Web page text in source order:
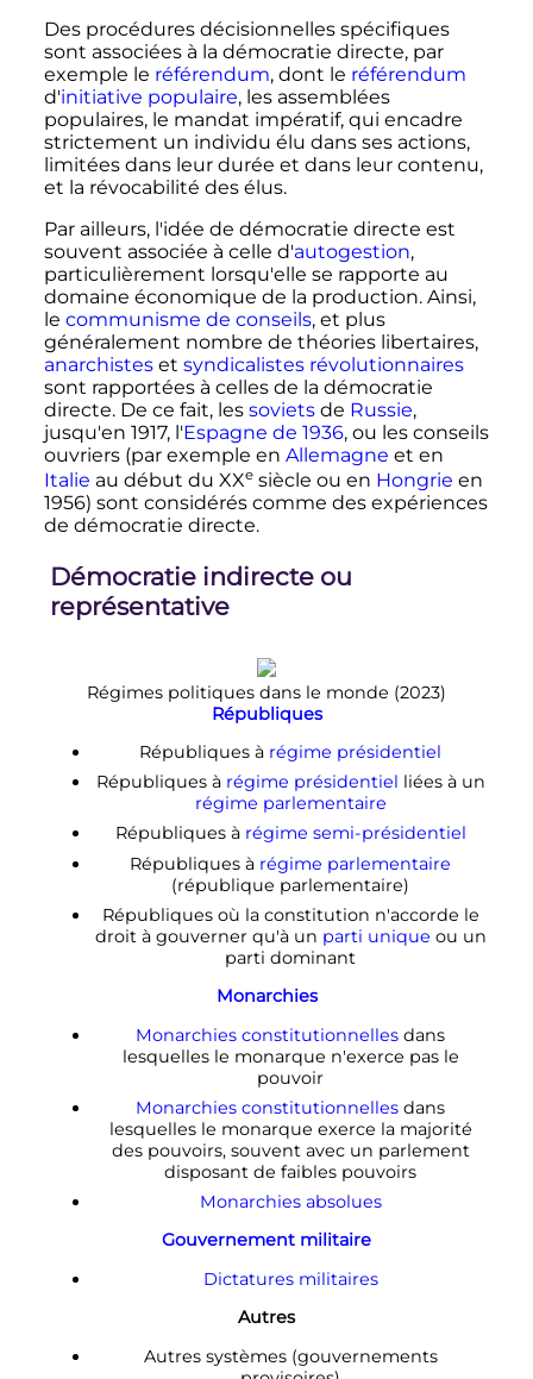
Des procédures décisionnelles spécifiques
sont associées à la démocratie directe, par
exemple le référendum, dont le référendum
d'initiative populaire, les assemblées
populaires, le mandat impératif, qui encadre
strictement un individu élu dans ses actions,
limitées dans leur durée et dans leur contenu,
et la révocabilité des élus.
Par ailleurs, l'idée de démocratie directe est
souvent associée à celle d'autogestion,
particulièrement lorsqu'elle se rapporte au
domaine économique de la production. Ainsi,
le communisme de conseils, et plus
généralement nombre de théories libertaires,
anarchisteset syndicalistes révolutionnaires
sont rapportées à celles de la démocratie
directe. De ce fait, les sovietsde Russie,
jusqu'en 1917, l'Espagne de 1936, ou les conseils
ouvriers (par exemple en Allemagne et en
Italie au début du XXe siècle ou en Hongrie en
1956) sont considérés comme des expériences
de démocratie directe.
Démocratie indirecte ou
représentative
Régimes politiques dans le monde (2023)
Républiques
Républiques à régime présidentiel
Républiques à régime présidentiel liées à un
régime parlementaire
Républiques à régime semi-présidentiel
Républiques à régime parlementaire
(république parlementaire)
Républiques où la constitution n'accorde le
droit à gouverner qu'à un parti unique ou un
parti dominant
Monarchies
Monarchies constitutionnelles dans
lesquelles le monarque n'exerce pas le
pouvoir
Monarchies constitutionnelles dans
lesquelles le monarque exerce la majorité
des pouvoirs, souvent avec un parlement
disposant de faibles pouvoirs
Monarchies absolues
Gouvernement militaire
Dictatures militaires
Autres
Autres systèmes (gouvernements